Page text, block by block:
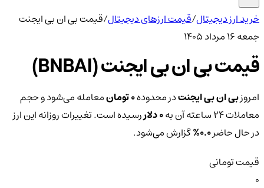
خرید ارز دیجیتال/قیمت ارزهای دیجیتال/قیمت بی ان بی ایجنت
جمعه ۱۶ مرداد ۱۴۰۵
قیمت بی ان بی ایجنت (BNBAI)
امروزبی ان بی ایجنتدر محدوده0 تومان
معامله می‌شود و حجم
معاملات ۲۴ ساعته آن به
0 دلار
رسیده است. تغییرات روزانه این ارز
در حال حاضر0.0% گزارش می‌شود.
قیمت تومانی